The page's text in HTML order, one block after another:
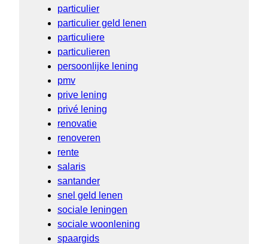
particulier
particulier geld lenen
particuliere
particulieren
persoonlijke lening
pmv
prive lening
privé lening
renovatie
renoveren
rente
salaris
santander
snel geld lenen
sociale leningen
sociale woonlening
spaargids